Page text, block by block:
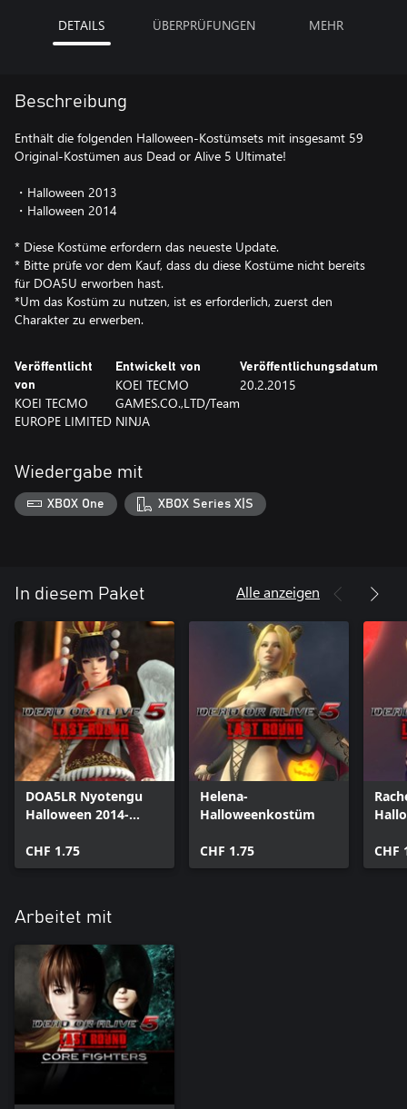
DETAILS ÜBERPRÜFUNGEN MEHR
Beschreibung
Enthält die folgenden Halloween-Kostümsets mit insgesamt 59
Original-Kostümen aus Dead or Alive 5 Ultimate!
・Halloween 2013
・Halloween 2014
* Diese Kostüme erfordern das neueste Update.
* Bitte prüfe vor dem Kauf, dass du diese Kostüme nicht bereits
für DOA5U erworben hast.
*Um das Kostüm zu nutzen, ist es erforderlich, zuerst den
Charakter zu erwerben.
Veröffentlicht
von
KOEI TECMO
EUROPE LIMITED
Entwickelt von
KOEI TECMO
GAMES.CO.,LTD/Team
NINJA
Veröffentlichungsdatum
20.2.2015
Wiedergabe mit
XBOX One XBOX Series X|S
In diesem Paket Alle anzeigen
DOA5LR Nyotengu
Halloween 2014-
CHF 1.75
Helena-
Halloweenkostüm
CHF 1.75 CHF
Arbeitet mit